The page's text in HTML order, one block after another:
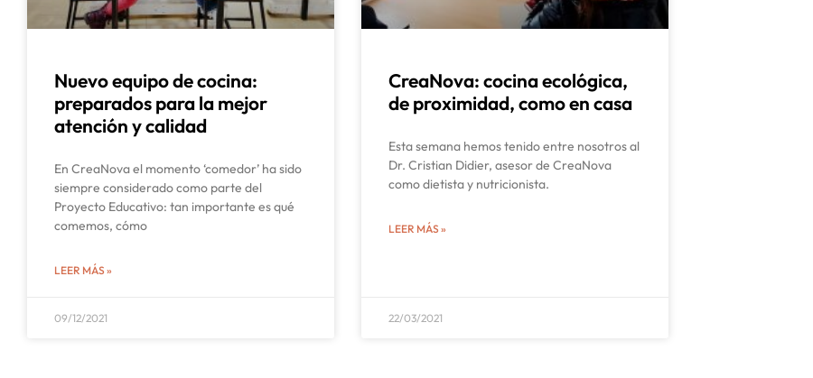
Nuevo equipo de cocina:
preparados para la mejor
atención y calidad
En CreaNova el momento ‘comedor’ ha sido
siempre considerado como parte del
Proyecto Educativo: tan importante es qué
comemos, cómo
LEER MÁS »
09/12/2021
CreaNova: cocina ecológica,
de proximidad, como en casa
Esta semana hemos tenido entre nosotros al
Dr. Cristian Didier, asesor de CreaNova
como dietista y nutricionista.
LEER MÁS »
22/03/2021